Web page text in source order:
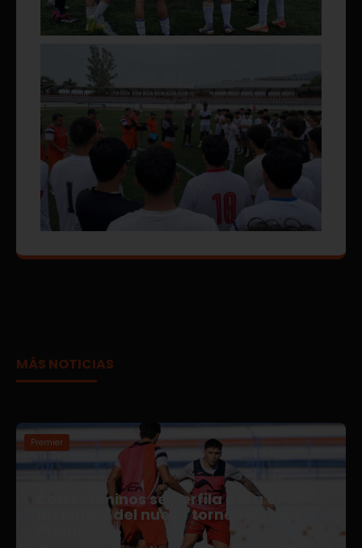
MÁS NOTICIAS
Premier
Correcaminos se perfila para el
arranque del nuevo torneo en Liga